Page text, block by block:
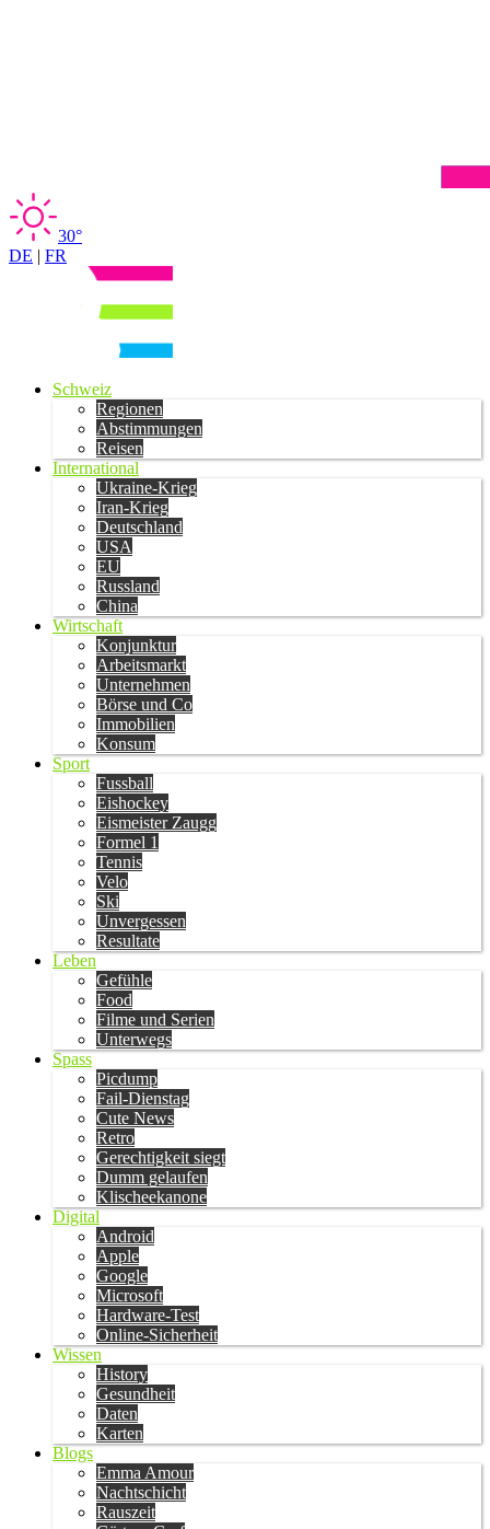
30°
DE | FR
Schweiz
Regionen
Abstimmungen
Reisen
International
Ukraine-Krieg
Iran-Krieg
Deutschland
USA
EU
Russland
China
Wirtschaft
Konjunktur
Arbeitsmarkt
Unternehmen
Börse und Co
Immobilien
Konsum
Sport
Fussball
Eishockey
Eismeister Zaugg
Formel 1
Tennis
Velo
Ski
Unvergessen
Resultate
Leben
Gefühle
Food
Filme und Serien
Unterwegs
Spass
Picdump
Fail-Dienstag
Cute News
Retro
Gerechtigkeit siegt
Dumm gelaufen
Klischeekanone
Digital
Android
Apple
Google
Microsoft
Hardware-Test
Online-Sicherheit
Wissen
History
Gesundheit
Daten
Karten
Blogs
Emma Amour
Nachtschicht
Rauszeit